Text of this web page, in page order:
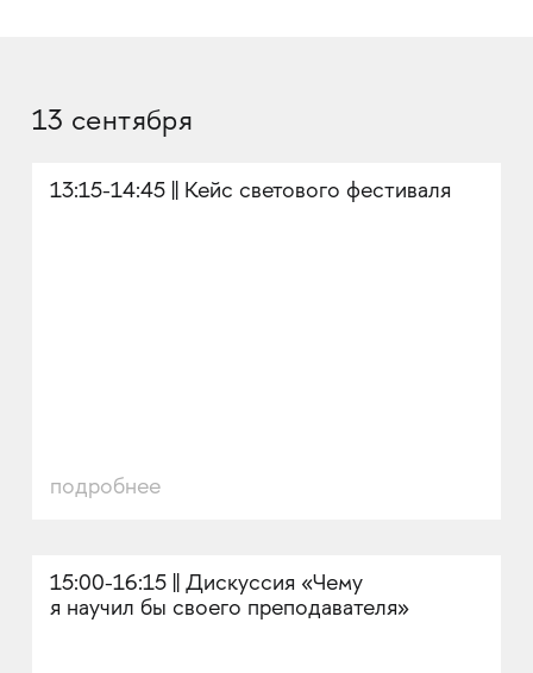
13 сентября
13:15-14:45 || Кейс светового фестиваля
подробнее
15:00-16:15 || Дискуссия «Чему
я научил бы своего преподавателя»